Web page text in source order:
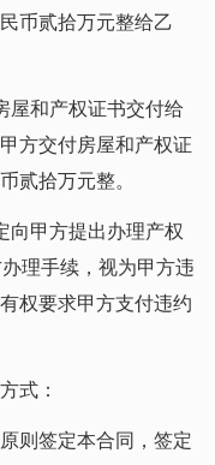
币贰拾万元整给乙
屋和产权证书交付给
方交付房屋和产权证
贰拾万元整。
向甲方提出办理产权
理手续，视为甲方违
权要求甲方支付违约
式：
则签定本合同，签定